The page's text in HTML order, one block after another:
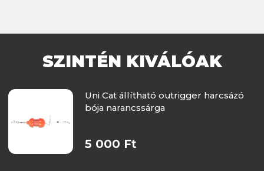
SZINTÉN KIVÁLÓAK
Uni Cat állítható outrigger harcsázó
bója narancssárga
5 000 Ft